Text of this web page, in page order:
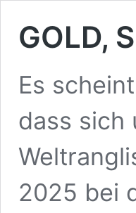
GOLD,
Es
dass sich
2025 bei